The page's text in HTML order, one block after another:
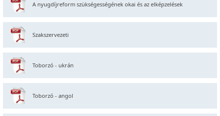
A nyugdíjreform szükségességének okai és az elképzelések
Szakszervezeti
Toborzó - ukrán
Toborzó - angol